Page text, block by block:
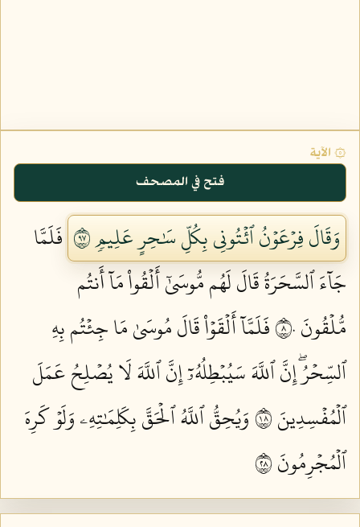
۞ الآية
فتح في المصحف
وَقَالَ فِرۡعَوۡنُ ٱئۡتُونِي بِكُلِّ سَٰحِرٍ عَلِيمٖ ٧٩
فَلَمَّا
جَآءَ ٱلسَّحَرَةُ قَالَ لَهُم مُّوسَىٰٓ أَلۡقُواْ مَآ أَنتُم
مُّلۡقُونَ ٨٠
فَلَمَّآ أَلۡقَوۡاْ قَالَ مُوسَىٰ مَا جِئۡتُم بِهِ
ٱلسِّحۡرُۖ إِنَّ ٱللَّهَ سَيُبۡطِلُهُۥٓ إِنَّ ٱللَّهَ لَا يُصۡلِحُ عَمَلَ
ٱلۡمُفۡسِدِينَ ٨١
وَيُحِقُّ ٱللَّهُ ٱلۡحَقَّ بِكَلِمَٰتِهِۦ وَلَوۡ كَرِهَ
ٱلۡمُجۡرِمُونَ ٨٢